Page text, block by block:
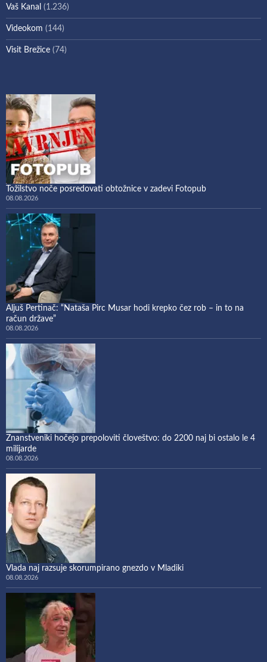
Vaš Kanal (1.236)
Videokom (144)
Visit Brežice (74)
Tožilstvo noče posredovati obtožnice v zadevi Fotopub
08.08.2026
Aljuš Pertinač: “Nataša Pirc Musar hodi krepko čez rob – in to na
račun države”
08.08.2026
Znanstveniki hočejo prepoloviti človeštvo: do 2200 naj bi ostalo le 4
milijarde
08.08.2026
Vlada naj razsuje skorumpirano gnezdo v Mladiki
08.08.2026